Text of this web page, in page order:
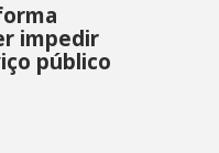
impedir
público